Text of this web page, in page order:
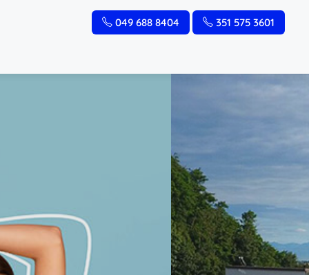
049 688 8404 351 575 3601